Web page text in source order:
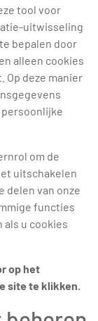
tool voor
uitwisseling
bepalen door
alleen cookies
deze manier
om de
uitschakelen
delen van onze
functies
u cookies
op het
site te klikken.